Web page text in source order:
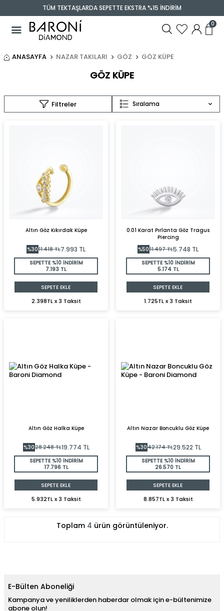
TÜM TEKTAŞLARDA SEPETTE EKSTRA %15 İNDİRİM
0
ANASAYFA NAZAR TAKILARI GÖZ GÖZ KÜPE
GÖZ KÜPE
Filtreler Sıralama
Altın Göz Kıkırdak Küpe
%3011.418TL7.993 TL
SEPETTE %10 İNDİRİM
7.193 TL
SEPETE EKLE
2.398TL x 3 Taksit
0.01 Karat Pırlanta Göz Tragus
Piercing
%5011.497TL5.748 TL
SEPETTE %10 İNDİRİM
5.174 TL
SEPETE EKLE
1.725TL x 3 Taksit
Altın Göz Halka Küpe
%3028.248TL19.774 TL
SEPETTE %10 İNDİRİM
17.796 TL
SEPETE EKLE
5.932TL x 3 Taksit
Altın Nazar Boncuklu Göz Küpe
%3042.174TL29.522 TL
SEPETTE %10 İNDİRİM
26.570 TL
SEPETE EKLE
8.857TL x 3 Taksit
Toplam 4 ürün görüntüleniyor.
E-Bülten Aboneliği
Kampanya ve yeniliklerden haberdar olmak için e-bültenimize
abone olun!